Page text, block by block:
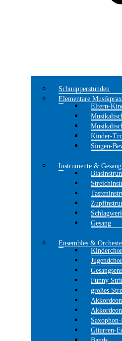
Schnupperstunden
Elementare
Eltern-
Kinder-
Singen-
Instrumente & Gesang
Gesang
Ensembles &
Kinderchor
Jugendchor
Funny
großes
Gitarren-